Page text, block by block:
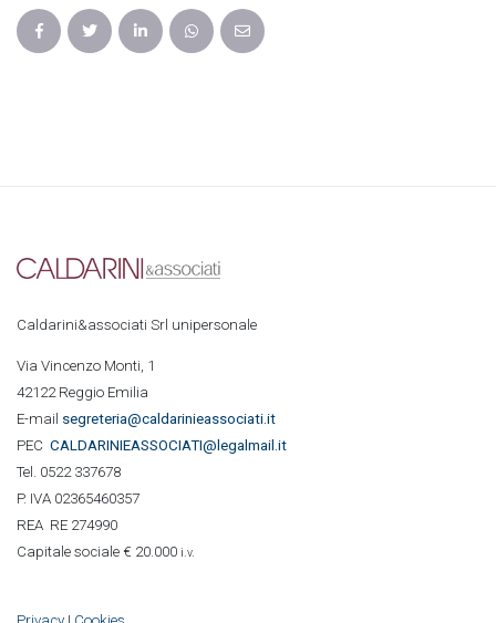
Caldarini&associati Srl unipersonale
Via Vincenzo Monti, 1
42122 Reggio Emilia
E-mail segreteria@caldarinieassociati.it
PEC CALDARINIEASSOCIATI@legalmail.it
Tel. 0522 337678
P. IVA 02365460357
REA RE 274990
Capitale sociale € 20.000 i.v.